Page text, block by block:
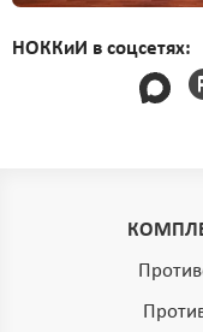
НОККиИ в соцсетях: